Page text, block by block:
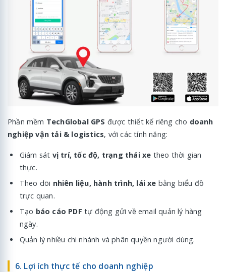
Phần mềm TechGlobal GPS được thiết kế riêng cho doanh
nghiệp vận tải & logistics, với các tính năng:
Giám sát vị trí, tốc độ, trạng thái xe theo thời gian
thực.
Theo dõi nhiên liệu, hành trình, lái xe bằng biểu đồ
trực quan.
Tạo báo cáo PDF tự động gửi về email quản lý hàng
ngày.
Quản lý nhiều chi nhánh và phân quyền người dùng.
6. Lợi ích thực tế cho doanh nghiệp